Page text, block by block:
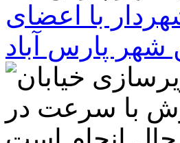
با اعضای
شهر پارس آباد